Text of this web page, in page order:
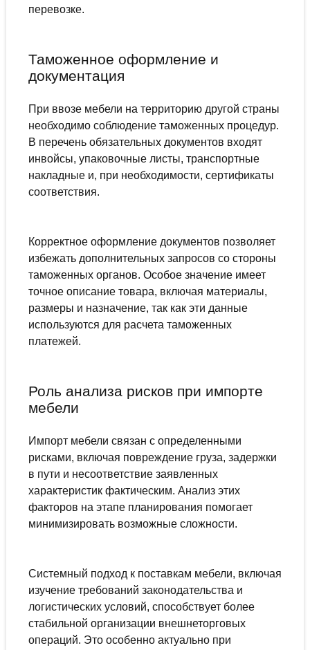
перевозке.
Таможенное оформление и
документация
При ввозе мебели на территорию другой страны
необходимо соблюдение таможенных процедур.
В перечень обязательных документов входят
инвойсы, упаковочные листы, транспортные
накладные и, при необходимости, сертификаты
соответствия.
Корректное оформление документов позволяет
избежать дополнительных запросов со стороны
таможенных органов. Особое значение имеет
точное описание товара, включая материалы,
размеры и назначение, так как эти данные
используются для расчета таможенных
платежей.
Роль анализа рисков при импорте
мебели
Импорт мебели связан с определенными
рисками, включая повреждение груза, задержки
в пути и несоответствие заявленных
характеристик фактическим. Анализ этих
факторов на этапе планирования помогает
минимизировать возможные сложности.
Системный подход к поставкам мебели, включая
изучение требований законодательства и
логистических условий, способствует более
стабильной организации внешнеторговых
операций. Это особенно актуально при